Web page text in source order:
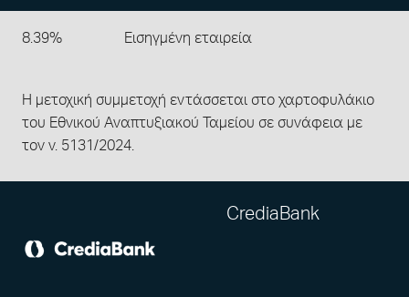
8.39% Εισηγμένη εταιρεία
Η μετοχική συμμετοχή εντάσσεται στο χαρτοφυλάκιο
του Εθνικού Αναπτυξιακού Ταμείου σε συνάφεια με
τον ν. 5131/2024.
CrediaBank